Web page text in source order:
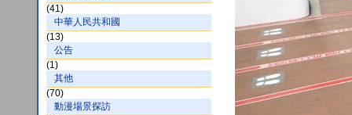
(41)
中華人民共和國
(13)
公告
(1)
其他
(70)
動漫場景探訪